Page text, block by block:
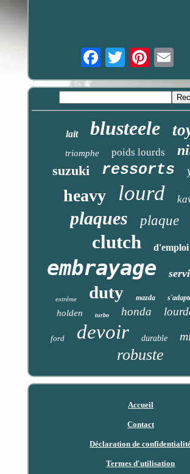
Email
lait blusteele
triomphe poids lourds
suzuki ressorts
heavy lourd
plaques plaque
clutch d'emploi
embrayage
extrême duty mazda
holden turbo honda
ford devoir durable
robuste
Accueil
Contact
Déclaration de
Termes d'utilisation